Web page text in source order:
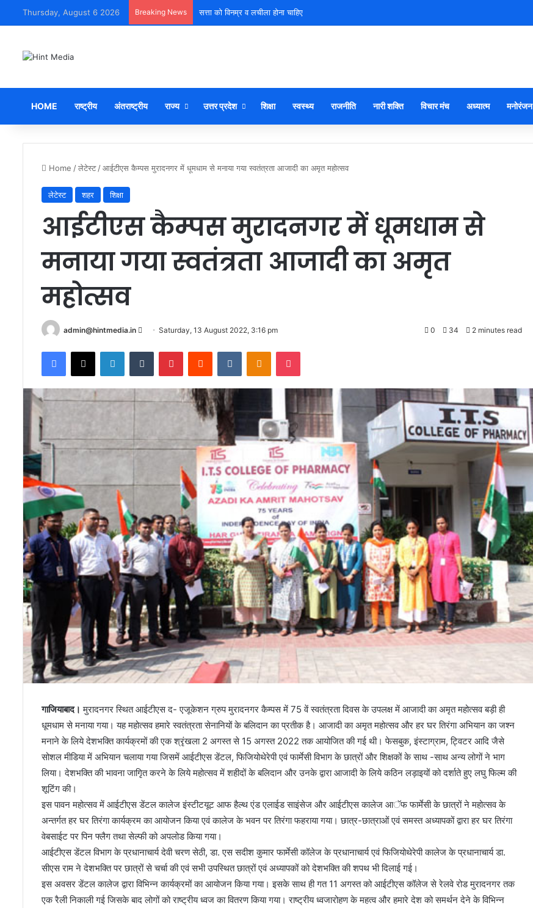
Thursday, August 6 2026 Breaking News सत्ता को विनम्र व लचीला होना चाहिए
HOME राष्ट्रीय अंतराष्ट्रीय राज्य उत्तर प्रदेश शिक्षा स्वस्थ्य राजनीति नारी शक्ति विचार मंच अध्यात्म मनोरंजन
Home /लेटेस्ट /आईटीएस कैम्पस मुरादनगर में धूमधाम से मनाया गया स्वतंत्रता आजादी का अमृत महोत्सव
लेटेस्ट शहर शिक्षा
आईटीएस कैम्पस मुरादनगर में धूमधाम से
मनाया गया स्वतंत्रता आजादी का अमृत
महोत्सव
admin@hintmedia.in
Send
email
Saturday, 13 August 2022, 3:16 pm 0 34 2 minutes read
Facebook
X LinkedInTumblr PinterestReddit VKontakteOdnoklassniki
Pocket
गाजियाबाद। मुरादनगर स्थित आईटीएस द- एजूकेशन ग्रुप मुरादनगर कैम्पस में 75 वें स्वतंत्रता दिवस के उपलक्ष में आजादी का अमृत महोत्सव बड़ी ही
धूमधाम से मनाया गया। यह महोत्सव हमारे स्वतंत्रता सेनानियों के बलिदान का प्रतीक है। आजादी का अमृत महोत्सव और हर घर तिरंगा अभियान का जश्न
मनाने के लिये देशभक्ति कार्यक्रमों की एक श्रृंखला 2 अगस्त से 15 अगस्त 2022 तक आयोजित की गई थी। फेसबुक, इंस्टाग्राम, ट्विटर आदि जैसे
सोशल मीडिया में अभियान चलाया गया जिसमें आईटीएस डेंटल, फिजियोथेरेपी एवं फार्मेसी विभाग के छात्रों और शिक्षकों के साथ -साथ अन्य लोगों ने भाग
लिया। देशभक्ति की भावना जागिृत करने के लिये महोत्सव में शहीदों के बलिदान और उनके द्वारा आजादी के लिये कठिन लड़ाइयों को दर्शाते हुए लघु फिल्म की
शूटिंग की।
इस पावन महोत्सव में आईटीएस डेंटल कालेज इंस्टीटयूट आफ हैल्थ एंड एलाईड साइंसेज और आईटीएस कालेज आॅफ फार्मेसी के छात्रों ने महोत्सव के
अन्तर्गत हर घर तिरंगा कार्यक्रम का आयोजन किया एवं कालेज के भवन पर तिरंगा फहराया गया। छात्र-छात्राओं एवं समस्त अध्यापकों द्वारा हर घर तिरंगा
वेबसाईट पर पिन फ्लैग तथा सेल्फी को अपलोड किया गया।
आईटीएस डेंटल विभाग के प्रधानाचार्य देवी चरण सेठी, डा. एस सदीश कुमार फार्मेसी कॉलेज के प्रधानाचार्य एवं फिजियोथेरेपी कालेज के प्रधानाचार्य डा.
सीएस राम ने देशभक्ति पर छात्रों से चर्चा की एवं सभी उपस्थित छात्रों एवं अध्यापकों को देशभक्ति की शपथ भी दिलाई गई।
इस अवसर डेंटल कालेज द्वारा विभिन्न कार्यक्रमों का आयोजन किया गया। इसके साथ ही गत 11 अगस्त को आईटीएस कॉलेज से रेलवे रोड मुरादनगर तक
एक रैली निकाली गई जिसके बाद लोगों को राष्ट्रीय ध्वज का वितरण किया गया। राष्ट्रीय ध्वजारोहण के महत्व और हमारे देश को समर्थन देने के विभिन्न